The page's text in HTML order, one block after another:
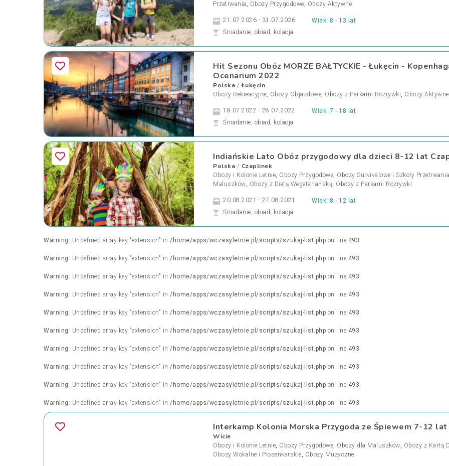
Przetrwania , Obozy Przygodowe, Obozy Aktywne
Wiek: 8 - 13 lat
21.07.2026 - 31.07.2026
Śniadanie, obiad, kolacja
Hit Sezonu Obóz MORZE BAŁTYCKIE - Łukęcin -
Ocenarium 2022
Polska /Łukęcin
Obozy Rekreacyjne, Obozy Objazdowe, Obozy z Parkami Rozrywki, Obozy Aktywne
Wiek: 7 - 18 lat
18.07.2022 - 28.07.2022
Śniadanie, obiad, kolacja
Indiańskie Lato Obóz przygodowy dla dzieci 8-12 lat
Polska / Czaplinek
Obozy i Kolonie Letnie, Obozy Przygodowe, Obozy Survivalowe i Szkoły Przetrwania
Maluszków, Obozy z Dietą Wegetariańską, Obozy z Parkami Rozrywki
Wiek: 8 - 12 lat
20.08.2021 - 27.08.2021
Śniadanie, obiad, kolacja
Warning : Undefined array key "extension" in /home/apps/wczasyletnie.pl/scripts/szukaj-list.php on line 493
Warning : Undefined array key "extension" in /home/apps/wczasyletnie.pl/scripts/szukaj-list.php on line 493
Warning : Undefined array key "extension" in /home/apps/wczasyletnie.pl/scripts/szukaj-list.php on line 493
Warning : Undefined array key "extension" in /home/apps/wczasyletnie.pl/scripts/szukaj-list.php on line 493
Warning : Undefined array key "extension" in /home/apps/wczasyletnie.pl/scripts/szukaj-list.php on line 493
Warning : Undefined array key "extension" in /home/apps/wczasyletnie.pl/scripts/szukaj-list.php on line 493
Warning : Undefined array key "extension" in /home/apps/wczasyletnie.pl/scripts/szukaj-list.php on line 493
Warning : Undefined array key "extension" in /home/apps/wczasyletnie.pl/scripts/szukaj-list.php on line 493
Warning : Undefined array key "extension" in /home/apps/wczasyletnie.pl/scripts/szukaj-list.php on line 493
Warning : Undefined array key "extension" in /home/apps/wczasyletnie.pl/scripts/szukaj-list.php on line 493
Interkamp Kolonia Morska Przygoda ze Śpiewem 7-12
Wicie
Obozy i Kolonie Letnie, Obozy Przygodowe, Obozy dla Maluszków, Obozy z Kartą
Obozy Wokalne i Piosenkarskie, Obozy Muzyczne